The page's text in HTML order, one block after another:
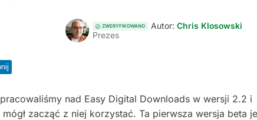
ZWERYFIKOWANO Autor: Chris Klosowski
Prezes
nad Easy Digital Downloads w wersji 2.2 i
zacząć z niej korzystać. Ta pierwsza wersja beta